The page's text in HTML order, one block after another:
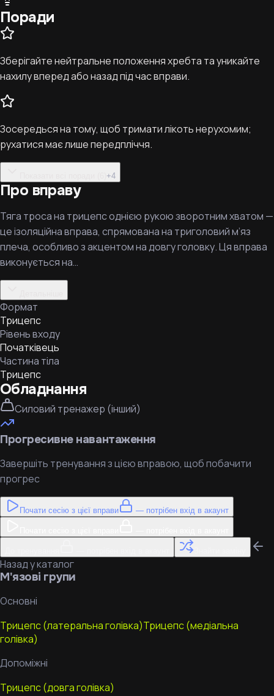
Поради
Зберігайте нейтральне положення хребта та уникайте
нахилу вперед або назад під час вправи.
Зосередься на тому, щоб тримати лікоть нерухомим;
рухатися має лише передпліччя.
+4
Про вправу
Тяга троса на трицепс однією рукою зворотним хватом —
це ізоляційна вправа, спрямована на триголовий м’яз
плеча, особливо з акцентом на довгу головку. Ця вправа
виконується на…
Формат
Трицепс
Рівень входу
Початківець
Частина тіла
Трицепс
Обладнання
Силовий тренажер (інший)
Прогресивне навантаження
Завершіть тренування з цією вправою, щоб побачити
прогрес
Почати сесію з цієї вправи — потрібен вхід в акаунт
Назад у каталог
М'язові групи
Основні
Трицепс (латеральна голівка)Трицепс (медіальна
голівка)
Допоміжні
Трицепс (довга голівка)